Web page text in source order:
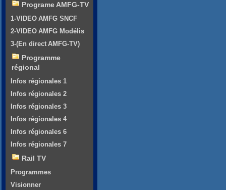
Programe AMFG-TV
1-VIDEO AMFG SNCF
2-VIDEO AMFG Modélis
3-(En direct AMFG-TV)
Programme
régional
Infos régionales 1
Infos régionales 2
Infos régionales 3
Infos régionales 4
Infos régionales 6
Infos régionales 7
Rail TV
Programmes
Visionner